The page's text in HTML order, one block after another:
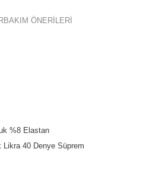
BAKIM ÖNERİLERİ
%8 Elastan
40 Denye Süprem